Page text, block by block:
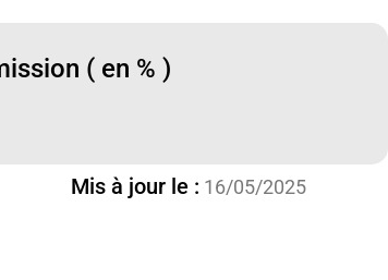
( en % )
Mis à jour le : 16/05/2025